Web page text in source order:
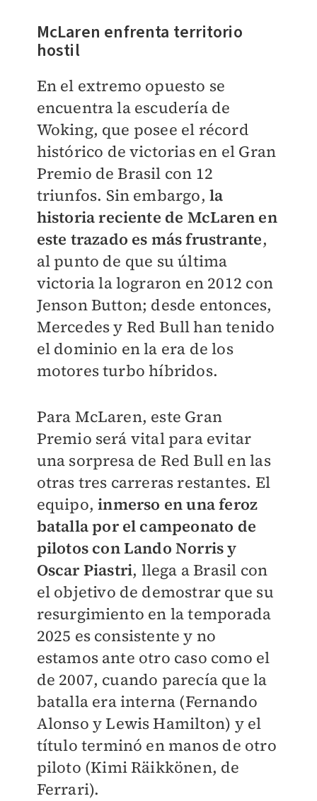
McLaren enfrenta territorio
hostil
En el extremo opuesto se
encuentra la escudería de
Woking, que posee el récord
histórico de victorias en el Gran
Premio de Brasil con 12
triunfos. Sin embargo, la
historia reciente de McLaren en
este trazado es más frustrante,
al punto de que su última
victoria la lograron en 2012 con
Jenson Button; desde entonces,
Mercedes y Red Bull han tenido
el dominio en la era de los
motores turbo híbridos.
Para McLaren, este Gran
Premio será vital para evitar
una sorpresa de Red Bull en las
otras tres carreras restantes. El
equipo,inmerso en una feroz
batalla por el campeonato de
pilotos con Lando Norris y
Oscar Piastri, llega a Brasil con
el objetivo de demostrar que su
resurgimiento en la temporada
2025 es consistente y no
estamos ante otro caso como el
de 2007, cuando parecía que la
batalla era interna (Fernando
Alonso y Lewis Hamilton) y el
título terminó en manos de otro
piloto (Kimi Räikkönen, de
Ferrari).